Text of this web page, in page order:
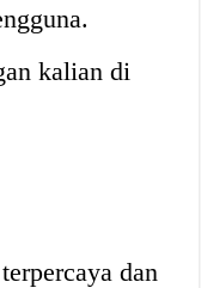
kalian di
dan